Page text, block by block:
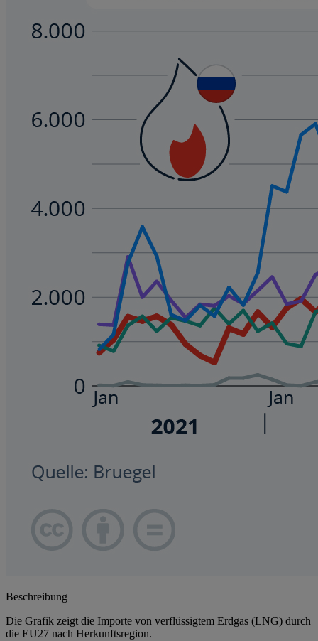
Beschreibung
Die Grafik zeigt die Importe von verflüssigtem Erdgas (LNG) durch
die EU27 nach Herkunftsregion.